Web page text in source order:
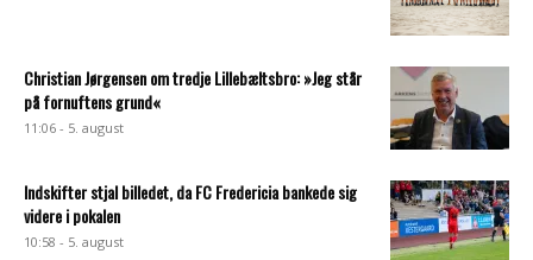
Christian Jørgensen om tredje Lillebæltsbro: »Jeg står
på fornuftens grund«
11:06 - 5. august
Indskifter stjal billedet, da FC Fredericia bankede sig
videre i pokalen
10:58 - 5. august